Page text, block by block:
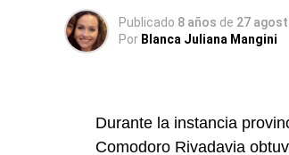
Publicado 8 años de 27
Por Blanca Juliana Mangini
Durante la instancia
Comodoro Rivadavia